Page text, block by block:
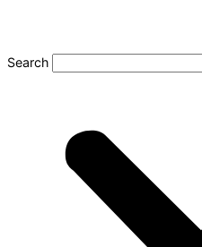
Search